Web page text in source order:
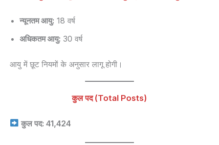
न्यूनतम आयु: 18 वर्ष
अधिकतम आयु: 30 वर्ष
आयु में छूट नियमों के अनुसार लागू होगी।
कुल पद (Total Posts)
कुल पद: 41,424